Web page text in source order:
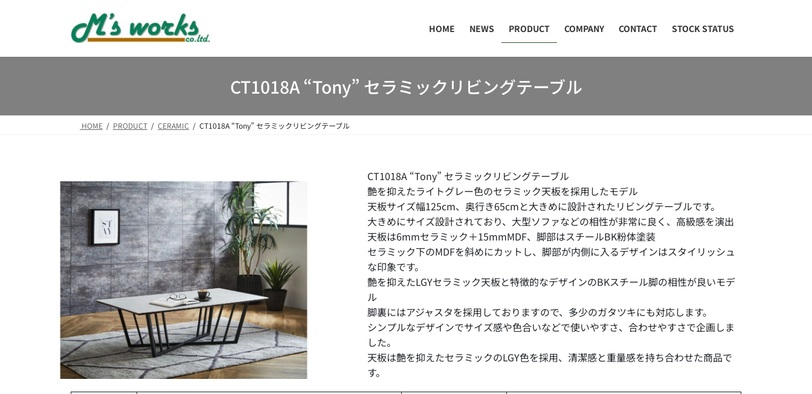
HOME NEWS PRODUCT COMPANY CONTACT STOCK STATUS
CT1018A “Tony” セラミックリビングテーブル
HOME PRODUCT CERAMIC CT1018A “Tony” セラミックリビングテーブル
CT1018A “Tony” セラミックリビングテーブル
艶を抑えたライトグレー色のセラミック天板を採用したモデル
天板サイズ幅125cm、奥行き65cmと大きめに設計されたリビングテーブルです。
大きめにサイズ設計されており、大型ソファなどの相性が非常に良く、高級感を演出
天板は6mmセラミック＋15mmMDF、脚部はスチールBK粉体塗装
セラミック下のMDFを斜めにカットし、脚部が内側に入るデザインはスタイリッシュ
な印象です。
艶を抑えたLGYセラミック天板と特徴的なデザインのBKスチール脚の相性が良いモデ
ル
脚裏にはアジャスタを採用しておりますので、多少のガタツキにも対応します。
シンプルなデザインでサイズ感や色合いなどで使いやすさ、合わせやすさで企画しま
した。
天板は艶を抑えたセラミックのLGY色を採用、清潔感と重量感を持ち合わせた商品で
す。